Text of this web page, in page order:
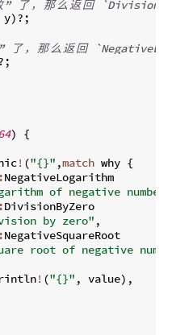
” 了 ， 那么 返回
y)?;
了 ， 那么 返回
)
{
! ("{}" ,match why {
NegativeLogarithm
of negative number"
DivisionByZero
by zero" ,
NegativeSquareRoot
root of negative
! ("{}" , value) ,